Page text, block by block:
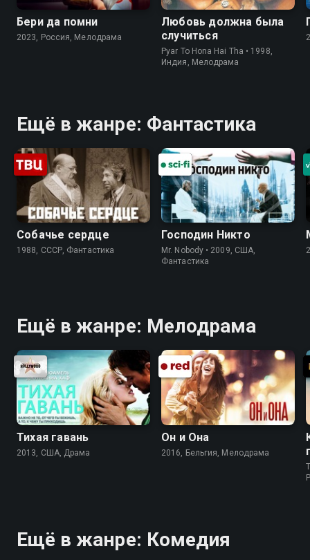
Бери да помни
2023, Россия, Мелодрама
Любовь должна была
случиться
Pyar To Hona Hai Tha • 1998,
Индия, Мелодрама
Ещё в жанре: Фантастика
Собачье сердце
1988, СССР, Фантастика
Господин Никто
Mr. Nobody • 2009, США,
Фантастика
Ещё в жанре: Мелодрама
Тихая гавань
2013, США, Драма
Он и Она
2016, Бельгия, Мелодрама
Ещё в жанре: Комедия